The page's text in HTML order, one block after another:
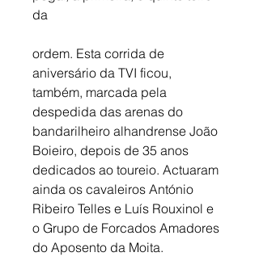
da
ordem. Esta corrida de
aniversário da TVI ficou,
também, marcada pela
despedida das arenas do
bandarilheiro alhandrense João
Boieiro, depois de 35 anos
dedicados ao toureio. Actuaram
ainda os cavaleiros António
Ribeiro Telles e Luís Rouxinol e
o Grupo de Forcados Amadores
do Aposento da Moita.